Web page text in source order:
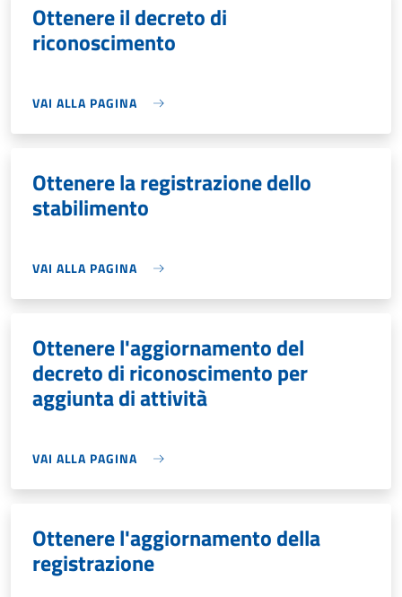
Ottenere il decreto di
riconoscimento
VAI ALLA PAGINA
Ottenere la registrazione dello
stabilimento
VAI ALLA PAGINA
Ottenere l'aggiornamento del
decreto di riconoscimento per
aggiunta di attività
VAI ALLA PAGINA
Ottenere l'aggiornamento della
registrazione